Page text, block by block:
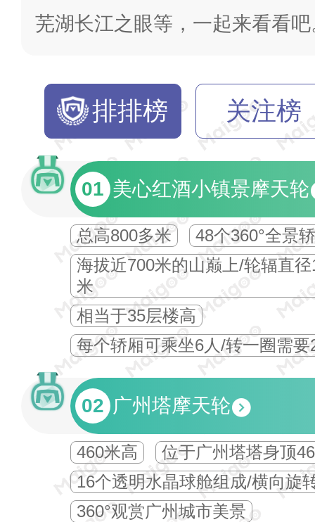
芜湖长江之眼等，一起来看看吧
排排榜 关注榜
01 美心红酒小镇景摩天轮
总高800多米
48个360°全景
海拔近700米的山巅上/轮辐直
米
相当于35层楼高
每个轿厢可乘坐6人/转一圈需要
02 广州塔摩天轮
460米高
位于广州塔塔身顶
16个透明水晶球舱组成/横向旋
360°观赏广州城市美景